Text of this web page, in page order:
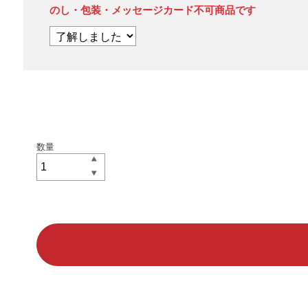
のし・包装・メッセージカード不可商品です